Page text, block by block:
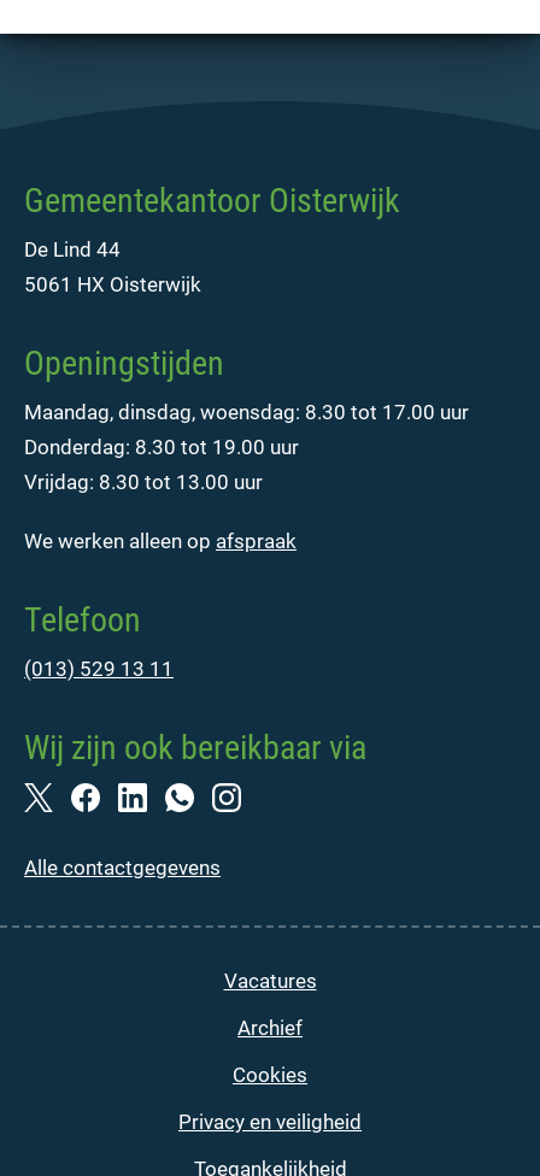
Gemeentekantoor Oisterwijk
De Lind 44
5061 HX Oisterwijk
Openingstijden
Maandag, dinsdag, woensdag: 8.30 tot 17.00 uur
Donderdag: 8.30 tot 19.00 uur
Vrijdag: 8.30 tot 13.00 uur
We werken alleen op afspraak
Telefoon
(013) 529 13 11
Wij zijn ook bereikbaar via
Alle contactgegevens
Vacatures
Archief
Cookies
Privacy en veiligheid
Toegankelijkheid